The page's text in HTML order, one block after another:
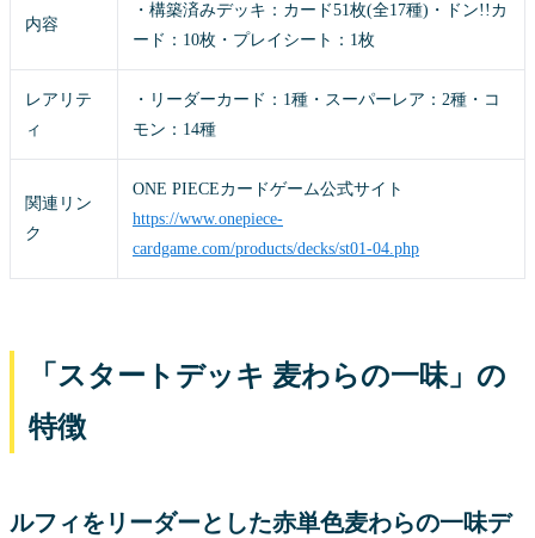
内容
・構築済みデッキ：カード51枚(全17種)・ドン!!カ
ード：10枚・プレイシート：1枚
レアリテ
ィ
・リーダーカード：1種・スーパーレア：2種・コ
モン：14種
関連リン
ク
ONE PIECEカードゲーム公式サイト
https://www.onepiece-
cardgame.com/products/decks/st01-04.php
「スタートデッキ 麦わらの一味」の
特徴
ルフィをリーダーとした赤単色麦わらの一味デ